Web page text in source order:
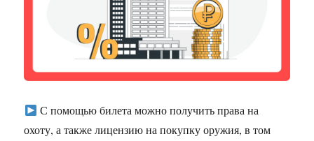
С помощью билета можно получить права на
охоту, а также лицензию на покупку оружия, в том